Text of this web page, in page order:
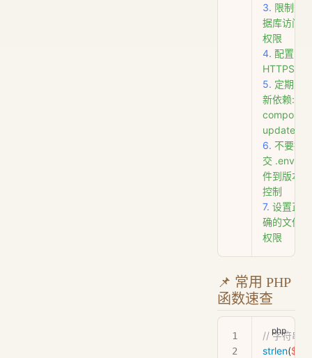
3. 限制数
据库访问
权限
4. 配置
HTTPS
5. 定期更
新依赖:
composer
update
6. 不要提
交 .env
件到版本
控制
7. 设置正
确的文件
权限
📌 常用 PHP
函数速查
// 字符串
strlen($str